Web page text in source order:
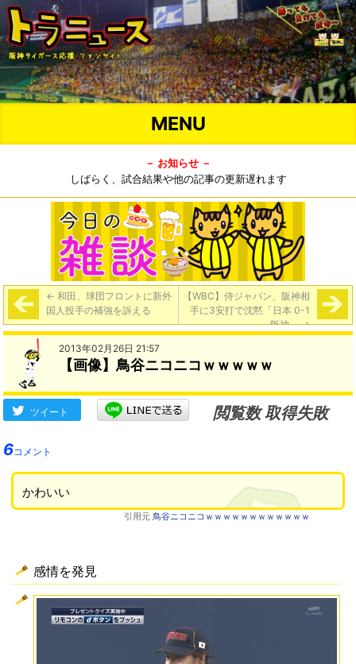
MENU
－ お知らせ －
しばらく、試合結果や他の記事の更新遅れます
← 和田、球団フロントに新外
国人投手の補強を訴える
【WBC】侍ジャパン、阪神相
手に3安打で沈黙「日本 0-1
阪神」→
2013年02月26日 21:57
【画像】鳥谷ニコニコｗｗｗｗｗ
ツイート
閲覧数 取得失敗
6コメント
かわいい
引用元 鳥谷ニコニコｗｗｗｗｗｗｗｗｗｗｗｗ
感情を発見